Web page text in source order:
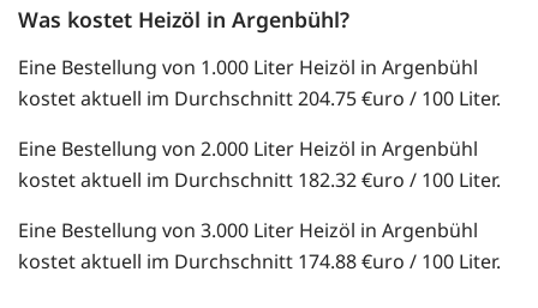
Was kostet Heizöl in Argenbühl?
Eine Bestellung von 1.000 Liter Heizöl in Argenbühl
kostet aktuell im Durchschnitt 204.75 €uro / 100 Liter.
Eine Bestellung von 2.000 Liter Heizöl in Argenbühl
kostet aktuell im Durchschnitt 182.32 €uro / 100 Liter.
Eine Bestellung von 3.000 Liter Heizöl in Argenbühl
kostet aktuell im Durchschnitt 174.88 €uro / 100 Liter.